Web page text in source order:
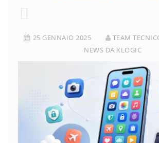
25 GENNAIO 2025
TEAM
NEWS DA XLOGIC